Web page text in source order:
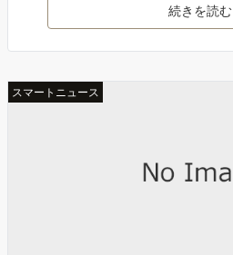
続きを読む
スマートニュース